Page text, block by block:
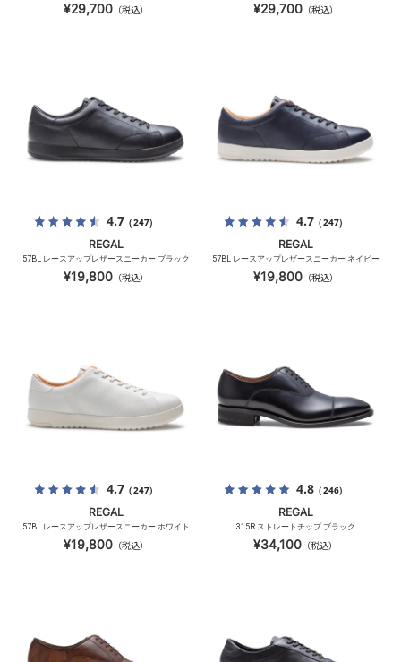
¥29,700（税込） ¥29,700（税込）
4.7（247）
REGAL
57BL レースアップレザースニーカー ブラック
¥19,800（税込）
4.7（247）
REGAL
57BL レースアップレザースニーカー ネイビー
¥19,800（税込）
4.7（247）
REGAL
57BL レースアップレザースニーカー ホワイト
¥19,800（税込）
4.8（246）
REGAL
315R ストレートチップ ブラック
¥34,100 （税込）